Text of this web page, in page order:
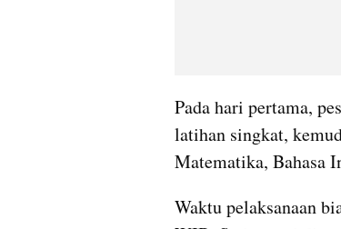
Pada hari pertama,
latihan singkat,
Matematika, Bahasa
Waktu pelaksanaan